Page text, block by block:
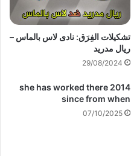
تشكيلات الفِرَق: نادى لاس بالماس –
ريال مدريد
29/08/2024
she has worked there 2014
since from when
07/10/2025